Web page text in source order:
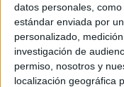
datos personales,
estándar enviada por
personalizado,
investigación de
permiso, nosotros y
localización geográfica
El verano pone
digital de las